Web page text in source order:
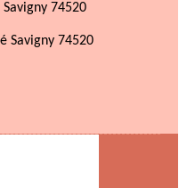
74520
Savigny 74520